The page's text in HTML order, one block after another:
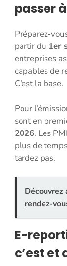
passer
Préparez-
partir du 1er
entreprises
capables de
C’est la base.
Pour
sont en
2026. Les
plus de
tardez pas.
Découvrez
rendez-
E-
c’est et